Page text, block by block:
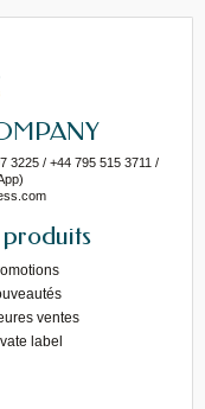
3225 / +44 795 515 3711 /
ventes
label